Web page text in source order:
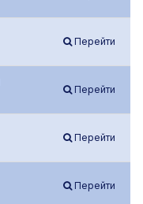
Перейти
Перейти
Перейти
Перейти